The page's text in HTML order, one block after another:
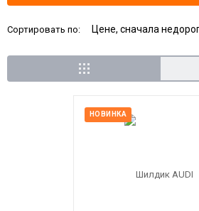
Сортировать по:
НОВИНКА